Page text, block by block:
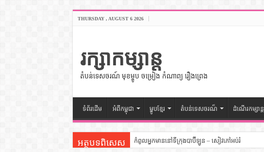
THURSDAY , AUGUST 6 2026
រក្សាកម្សាន្ត
តំបន់ទេសចរណ៍ មុខម្ហូប ចម្រៀង កំណាព្យ រឿងព្រេង
ទំព័រដើម អំពីកម្ពុជា ម្ហូបខ្មែរ តំបន់ទេសចរណ៏ ដំណើរកម្សាន្ត
អត្ថបទពិសេស កំពូលអ្នកមាននៅទីក្រុងបាប៊ីឡូន – សៀវភៅអប់រំ